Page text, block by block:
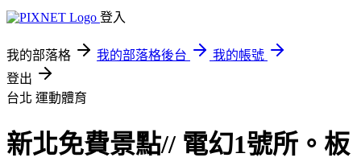
登入
我的部落格 我的部落格後台
我的帳號
登出
台北 運動體育
新北免費景點// 電幻1號所。板